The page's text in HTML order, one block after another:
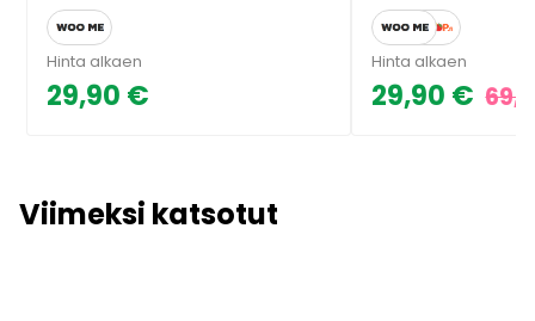
Hinta alkaen
29,90 €
Hinta alkaen
29,90 €
Viimeksi katsotut